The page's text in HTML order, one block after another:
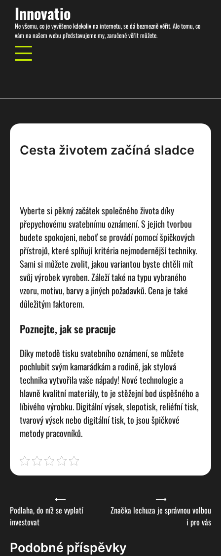
content
Innovatio
Ne všemu, co je vyvěšeno kdekoliv na internetu, se dá bezmezně věřit. Ale tomu, co
vám na našem webu představujeme my, zaručeně věřit můžete.
Cesta životem začíná sladce
Vyberte si pěkný začátek společného života díky
přepychovémusvatebnímu oznámení. S jejich tvorbou
budete spokojeni, neboť se provádí pomocí špičkových
přístrojů, které splňují kritéria nejmodernější techniky.
Sami si můžete zvolit, jakou variantou byste chtěli mít
svůj výrobek vyroben. Záleží také na typu vybraného
vzoru, motivu, barvy a jiných požadavků. Cena je také
důležitým faktorem.
Poznejte, jak se pracuje
Díky metodě tisku svatebního oznámení, se můžete
pochlubit svým kamarádkám a rodině, jak stylová
technika vytvořila vaše nápady! Nové technologie a
hlavně kvalitní materiály, to je stěžejní bod úspěšného a
líbivého výrobku. Digitální výsek, slepotisk, reliéfní tisk,
tvarový výsek nebo digitální tisk, to jsou špičkové
metody pracovníků.
pro
příspěvek
⟵
Podlaha, do níž se vyplatí
investovat
Značka lechuza je správnou volbou
i pro vás
⟶
Podobné příspěvky